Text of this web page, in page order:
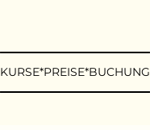
KURSE*PREISE*BUCHUNG